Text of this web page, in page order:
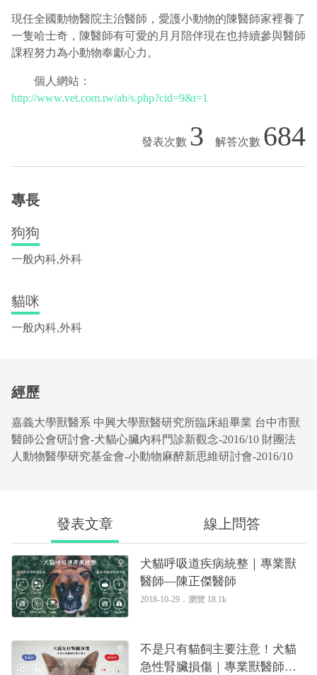
現任全國動物醫院主治醫師，愛護小動物的陳醫師家裡養了
一隻哈士奇，陳醫師有可愛的月月陪伴現在也持續參與醫師
課程努力為小動物奉獻心力。
個人網站：
http://www.vet.com.tw/ab/s.php?cid=9&t=1
3 684
專長
狗狗
一般內科,外科
貓咪
一般內科,外科
經歷
嘉義大學獸醫系 中興大學獸醫研究所臨床組畢業 台中市獸
醫師公會研討會-犬貓心臟內科門診新觀念-2016/10 財團法
人動物醫學研究基金會-小動物麻醉新思維研討會-2016/10
發表文章 線上問答
犬貓呼吸道疾病統整｜專業獸
醫師—陳正傑醫師
2018-10-29．瀏覽 18.1k
不是只有貓飼主要注意！犬貓
急性腎臟損傷｜專業獸醫師—